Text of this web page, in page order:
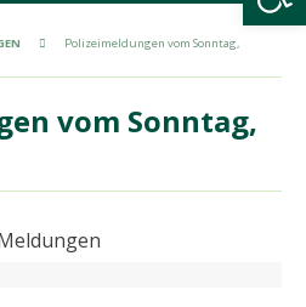
Polizeimeldungen vom Sonntag,
vom Sonntag,